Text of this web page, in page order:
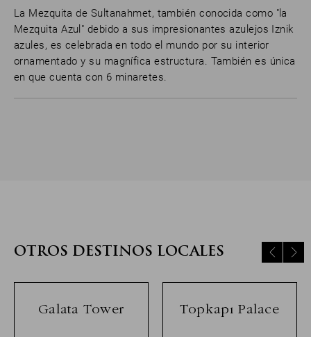
La Mezquita de Sultanahmet, también conocida como "la
Mezquita Azul" debido a sus impresionantes azulejos Iznik
azules, es celebrada en todo el mundo por su interior
ornamentado y su magnífica estructura. También es única
en que cuenta con 6 minaretes.
OTROS DESTINOS LOCALES
Galata Tower Topkapı Palace